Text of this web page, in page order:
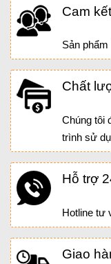
Cam kết
Sản
Chất
Chúng tôi
trình sử
Hỗ trợ
Hotline tư
Giao